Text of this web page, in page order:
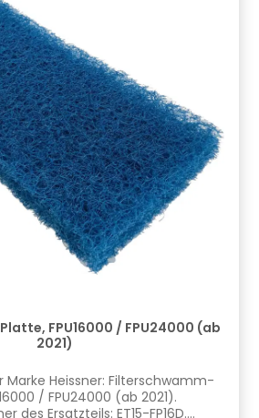
(ab
2021)
Marke Heissner: Filterschwamm-
des Ersatzteils: ET15-FP16D.